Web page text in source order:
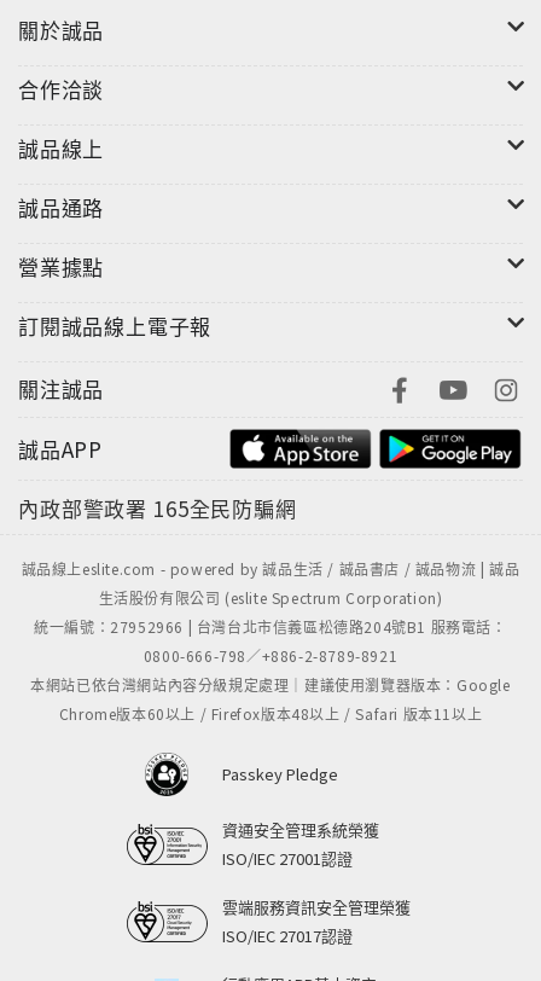
關於誠品
合作洽談
誠品線上
誠品通路
營業據點
訂閱誠品線上電子報
關注誠品
誠品APP
內政部警政署 165全民防騙網
誠品線上eslite.com - powered by 誠品生活 / 誠品書店 / 誠品物流 | 誠品
生活股份有限公司 (eslite Spectrum Corporation)
統一編號：27952966 | 台灣台北市信義區松德路204號B1 服務電話：
0800-666-798／+886-2-8789-8921
本網站已依台灣網站內容分級規定處理｜建議使用瀏覽器版本：Google
Chrome版本60以上 / Firefox版本48以上 / Safari 版本11以上
Passkey Pledge
資通安全管理系統榮獲
ISO/IEC 27001認證
雲端服務資訊安全管理榮獲
ISO/IEC 27017認證